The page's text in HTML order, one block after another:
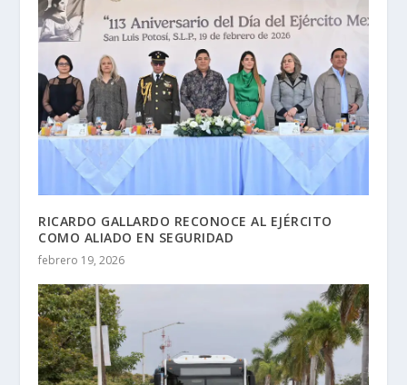
RICARDO GALLARDO RECONOCE AL EJÉRCITO
COMO ALIADO EN SEGURIDAD
febrero 19, 2026